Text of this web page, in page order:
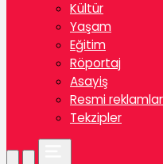
Kültür
Yaşam
Eğitim
Röportaj
Asayiş
Resmi reklamlar
Tekzipler